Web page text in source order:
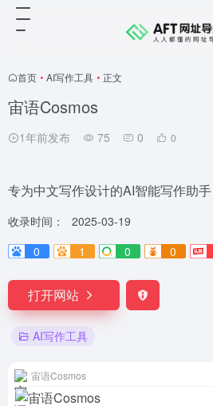
首页 • AI写作工具 • 正文
宙语Cosmos
1年前发布 75 0 0
专为中文写作设计的AI智能写作助手
收录时间：
2025-03-19
0
1 0 0
打开网站
AI写作工具
宙语Cosmos